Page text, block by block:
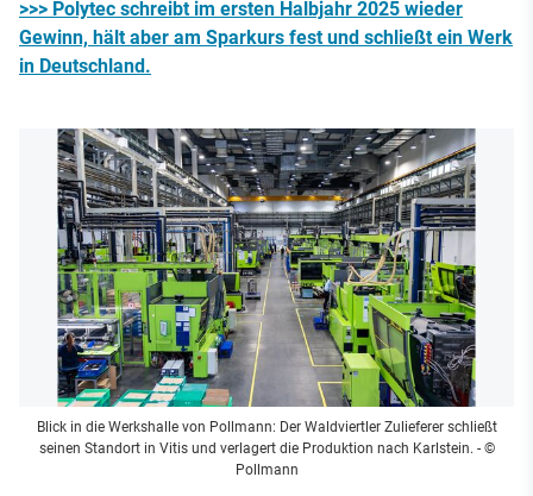
>>> Polytec schreibt im ersten Halbjahr 2025 wieder
Gewinn, hält aber am Sparkurs fest und schließt ein Werk
in Deutschland.
Blick in die Werkshalle von Pollmann: Der Waldviertler Zulieferer schließt
seinen Standort in Vitis und verlagert die Produktion nach Karlstein. - ©
Pollmann